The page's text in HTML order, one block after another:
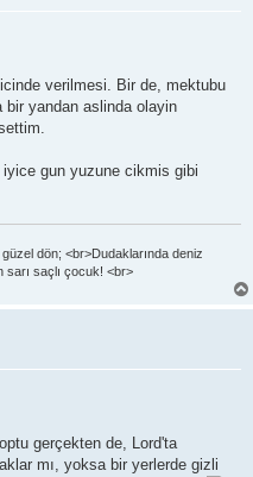
verilmesi. Bir de, mektubu
yandan aslinda olayin
gun yuzune cikmis gibi
dön; <br>Dudaklarında deniz
saçlı çocuk! <br>
gerçekten de, Lord'ta
mı, yoksa bir yerlerde gizli